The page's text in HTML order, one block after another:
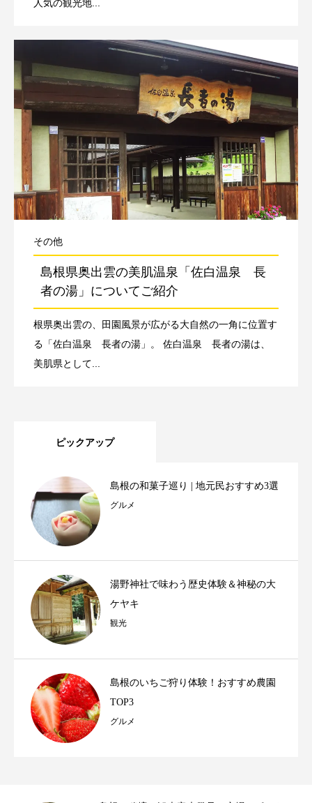
人気の観光地...
その他
島根県奥出雲の美肌温泉「佐白温泉 長
者の湯」についてご紹介
根県奥出雲の、田園風景が広がる大自然の一角に位置す
る「佐白温泉 長者の湯」。 佐白温泉 長者の湯は、
美肌県として...
ピックアップ
島根の和菓子巡り | 地元民おすすめ3選
グルメ
湯野神社で味わう歴史体験＆神秘の大
ケヤキ
観光
島根のいちご狩り体験！おすすめ農園
TOP3
グルメ